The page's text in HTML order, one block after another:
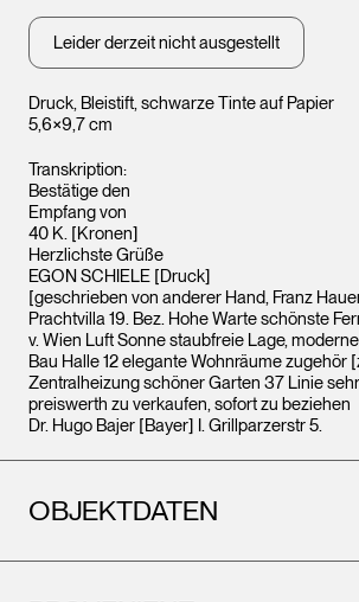
Druck, Bleistift, schwarze Tinte auf Papier
5,6×9,7 cm
Leider derzeit nicht ausgestellt
Transkription:
Bestätige den
Empfang von
40 K. [Kronen]
Herzlichste Grüße
EGON SCHIELE [Druck]
[geschrieben von anderer Hand, Franz
Prachtvilla 19. Bez. Hohe Warte schönste
v. Wien Luft Sonne staubfreie Lage,
Bau Halle 12 elegante Wohnräume zugehör
Zentralheizung schöner Garten 37 Linie sehr
preiswerth zu verkaufen, sofort zu beziehen
Dr. Hugo Bajer [Bayer] I. Grillparzerstr 5.
OBJEKTDATEN